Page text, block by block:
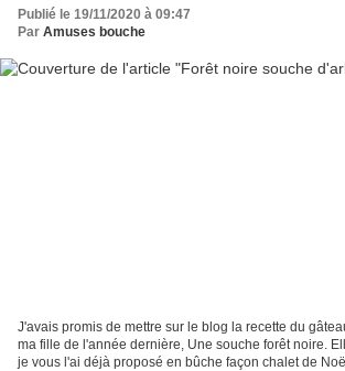
Publié le 19/11/2020 à 09:47
Par Amuses bouche
J'avais promis de mettre sur le blog la recette du
ma fille de l'année dernière, Une souche forêt noire.
je vous l'ai déjà proposé en bûche façon chalet de